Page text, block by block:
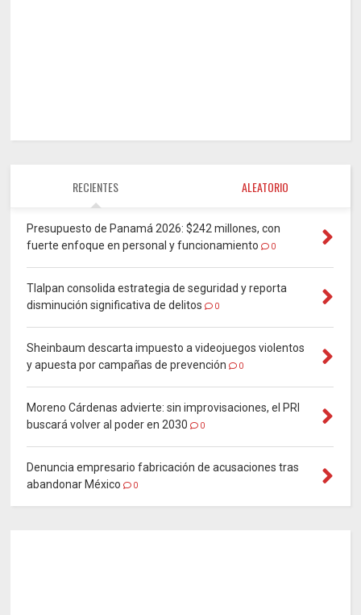
RECIENTES ALEATORIO
Presupuesto de Panamá 2026: $242 millones, con
fuerte enfoque en personal y funcionamiento
0
Tlalpan consolida estrategia de seguridad y reporta
disminución significativa de delitos
0
Sheinbaum descarta impuesto a videojuegos violentos
y apuesta por campañas de prevención
0
Moreno Cárdenas advierte: sin improvisaciones, el PRI
buscará volver al poder en 2030
0
Denuncia empresario fabricación de acusaciones tras
abandonar México
0